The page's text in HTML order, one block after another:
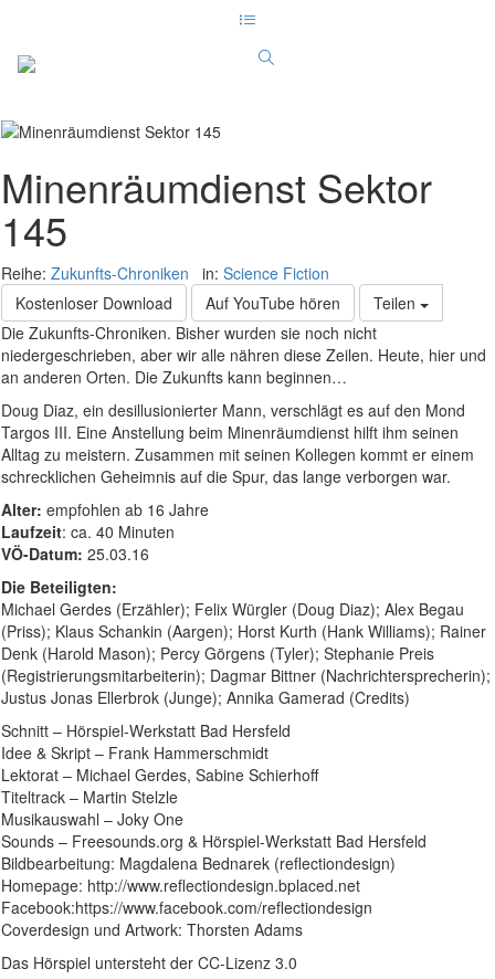
Minenräumdienst Sektor
145
Reihe: Zukunfts-Chroniken in: Science Fiction
Kostenloser Download
Auf YouTube hören
Teilen
Die Zukunfts-Chroniken. Bisher wurden sie noch nicht
niedergeschrieben, aber wir alle nähren diese Zeilen. Heute, hier und
an anderen Orten. Die Zukunfts kann beginnen…
Doug Diaz, ein desillusionierter Mann, verschlägt es auf den Mond
Targos III. Eine Anstellung beim Minenräumdienst hilft ihm seinen
Alltag zu meistern. Zusammen mit seinen Kollegen kommt er einem
schrecklichen Geheimnis auf die Spur, das lange verborgen war.
Alter: empfohlen ab 16 Jahre
Laufzeit: ca. 40 Minuten
VÖ-Datum: 25.03.16
Die Beteiligten:
Michael Gerdes (Erzähler); Felix Würgler (Doug Diaz); Alex Begau
(Priss); Klaus Schankin (Aargen); Horst Kurth (Hank Williams); Rainer
Denk (Harold Mason); Percy Görgens (Tyler); Stephanie Preis
(Registrierungsmitarbeiterin); Dagmar Bittner (Nachrichtersprecherin);
Justus Jonas Ellerbrok (Junge); Annika Gamerad (Credits)
Schnitt – Hörspiel-Werkstatt Bad Hersfeld
Idee & Skript – Frank Hammerschmidt
Lektorat – Michael Gerdes, Sabine Schierhoff
Titeltrack – Martin Stelzle
Musikauswahl – Joky One
Sounds – Freesounds.org & Hörspiel-Werkstatt Bad Hersfeld
Bildbearbeitung: Magdalena Bednarek (reflectiondesign)
Homepage: http://www.reflectiondesign.bplaced.net
Facebook:https://www.facebook.com/reflectiondesign
Coverdesign und Artwork: Thorsten Adams
Das Hörspiel untersteht der CC-Lizenz 3.0